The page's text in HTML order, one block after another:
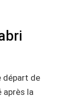
départ de
après la